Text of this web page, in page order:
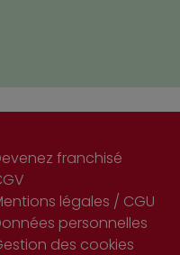
franchisé
légales / CGU
personnelles
des cookies